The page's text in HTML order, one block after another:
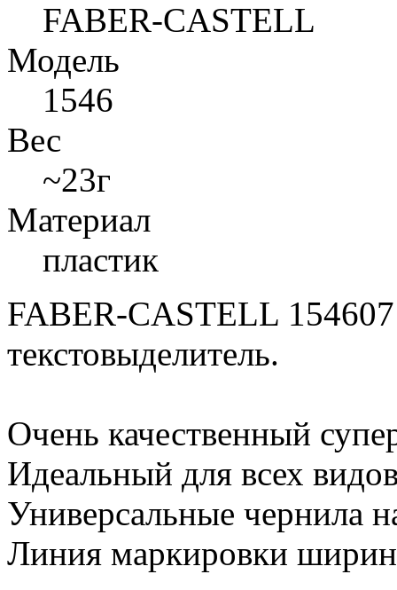
FABER-CASTELL
Модель
1546
Вес
~23г
Материал
пластик
FABER-CASTELL
текстовыделитель.
Очень качественный
Идеальный для всех
Универсальные чернила
Линия маркировки